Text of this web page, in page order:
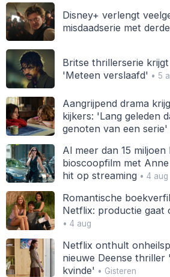
Disney+ verlengt
misdaadserie met
Britse thrillerserie
'Meteen verslaafd' • 5
Aangrijpend drama
kijkers: 'Lang geleden
genoten van een serie'
Al meer dan 15
bioscoopfilm met
hit op streaming• 4 aug
Romantische
Netflix: productie gaat
• 4 aug
Netflix onthult
nieuwe Deense thriller
kvinde' • Gisteren